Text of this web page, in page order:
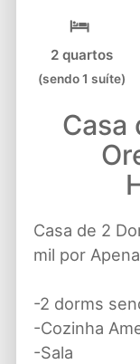
2 quartos
(sendo 1 suíte)
Casa
Casa de 2
mil por
-2 dorms
-Cozinha
-Sala